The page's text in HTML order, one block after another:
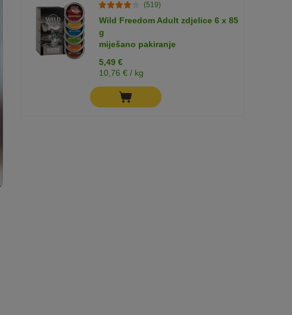
(519)
Wild Freedom Adult zdjelice 6 x 85
g
miješano pakiranje
5,49 €
10,76 € / kg